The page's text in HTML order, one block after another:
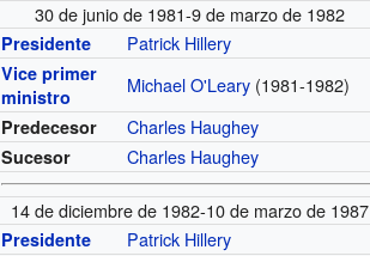
30 de junio de 1981-9 de marzo de 1982
Presidente Patrick Hillery
Vice primer
ministro
Michael O'Leary (1981-1982)
Predecesor Charles Haughey
Sucesor Charles Haughey
14 de diciembre de 1982-10 de marzo de 1987
Presidente Patrick Hillery